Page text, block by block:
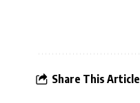
Share This Article